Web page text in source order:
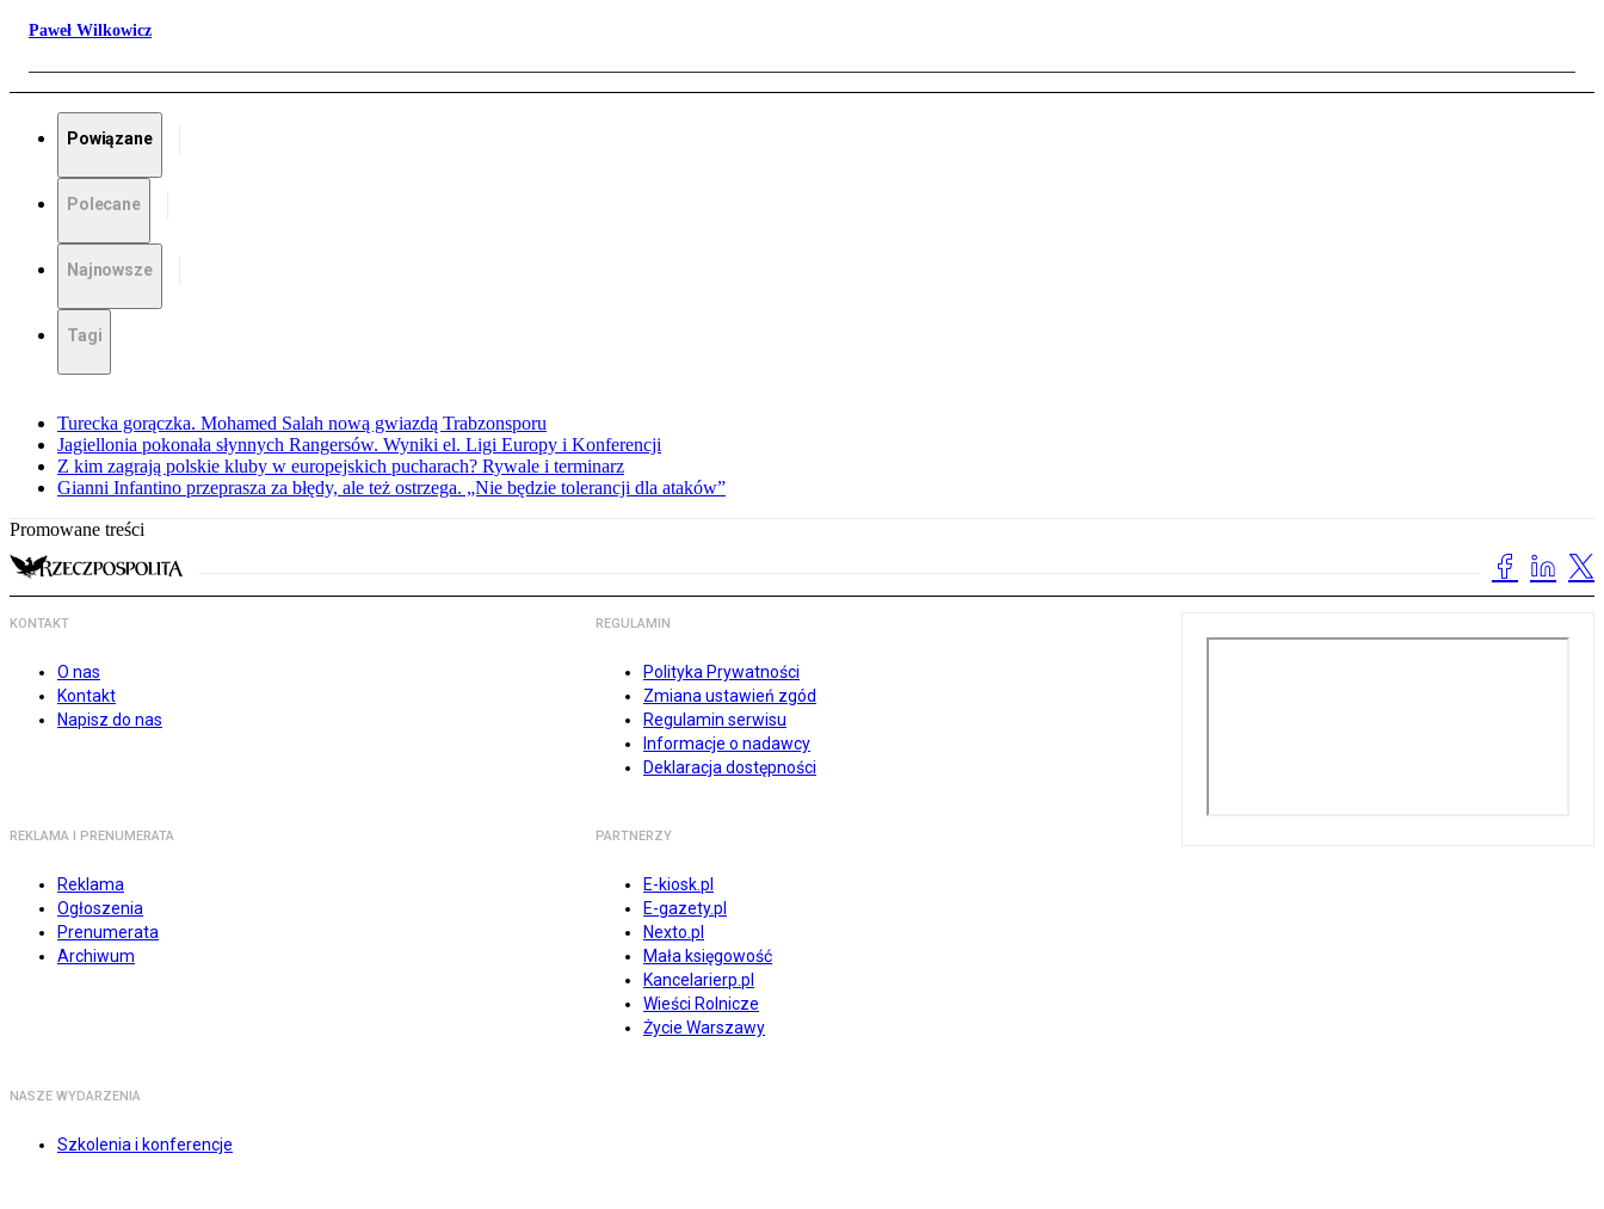
Paweł Wilkowicz
Powiązane
Polecane
Najnowsze
Tagi
Turecka gorączka. Mohamed Salah nową gwiazdą Trabzonsporu
Jagiellonia pokonała słynnych Rangersów. Wyniki el. Ligi Europy i Konferencji
Z kim zagrają polskie kluby w europejskich pucharach? Rywale i terminarz
Gianni Infantino przeprasza za błędy, ale też ostrzega. „Nie będzie tolerancji dla ataków”
Promowane treści
KONTAKT
O nas
Kontakt
Napisz do nas
REGULAMIN
Polityka Prywatności
Zmiana ustawień zgód
Regulamin serwisu
Informacje o nadawcy
Deklaracja dostępności
REKLAMA I PRENUMERATA
Reklama
Ogłoszenia
Prenumerata
Archiwum
PARTNERZY
E-kiosk.pl
E-gazety.pl
Nexto.pl
Mała księgowość
Kancelarierp.pl
Wieści Rolnicze
Życie Warszawy
NASZE WYDARZENIA
Szkolenia i konferencje